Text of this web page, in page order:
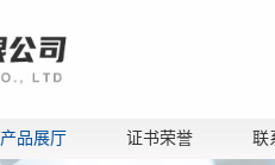
产品展厅 证书荣誉 联